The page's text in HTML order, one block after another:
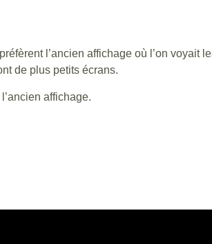
l’ancien affichage où l’on
de plus petits écrans.
affichage.